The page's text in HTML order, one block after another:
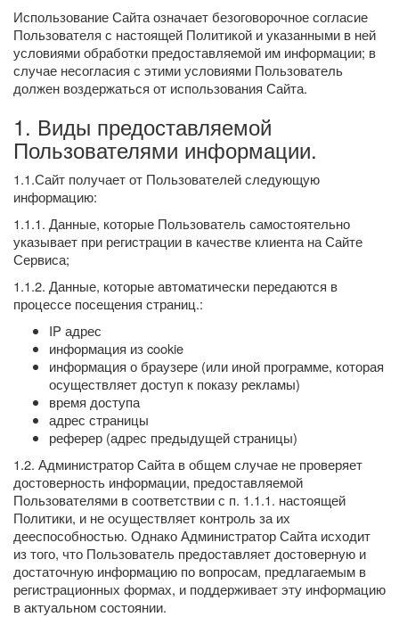
Использование Сайта означает безоговорочное согласие
Пользователя с настоящей Политикой и указанными в ней
условиями обработки предоставляемой им информации; в
случае несогласия с этими условиями Пользователь
должен воздержаться от использования Сайта.
1. Виды предоставляемой
Пользователями информации.
1.1.Сайт получает от Пользователей следующую
информацию:
1.1.1. Данные, которые Пользователь самостоятельно
указывает при регистрации в качестве клиента на Сайте
Сервиса;
1.1.2. Данные, которые автоматически передаются в
процессе посещения страниц.:
IP адрес
информация из cookie
информация о браузере (или иной программе, которая
осуществляет доступ к показу рекламы)
время доступа
адрес страницы
реферер (адрес предыдущей страницы)
1.2. Администратор Сайта в общем случае не проверяет
достоверность информации, предоставляемой
Пользователями в соответствии с п. 1.1.1. настоящей
Политики, и не осуществляет контроль за их
дееспособностью. Однако Администратор Сайта исходит
из того, что Пользователь предоставляет достоверную и
достаточную информацию по вопросам, предлагаемым в
регистрационных формах, и поддерживает эту информацию
в актуальном состоянии.